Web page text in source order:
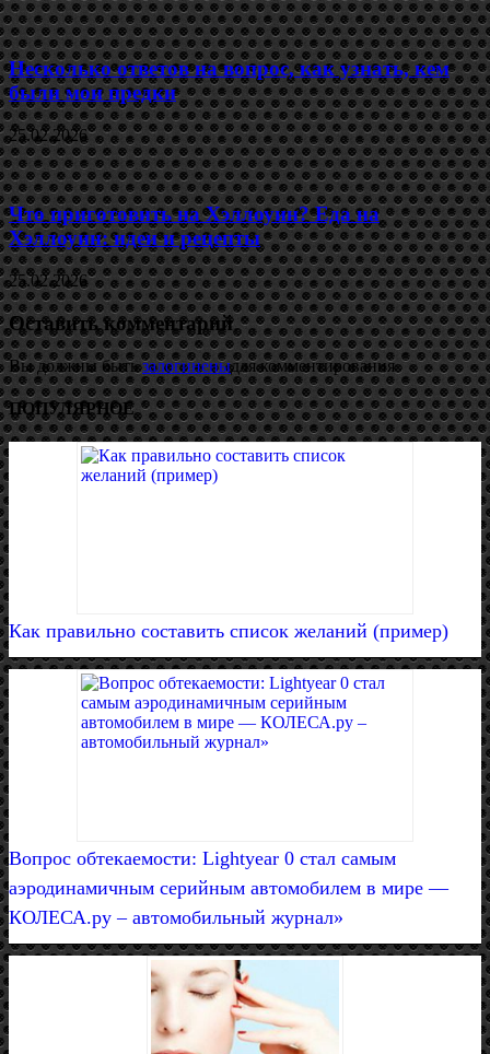
Несколько ответов на вопрос, как узнать, кем
были мои предки
25.02.2026
Что приготовить на Хэллоуин? Еда на
Хэллоуин: идеи и рецепты
25.02.2026
Оставить комментарий
Вы должны бытьзалогиненыдля комментирования
ПОПУЛЯРНОЕ
Как правильно составить список желаний (пример)
Вопрос обтекаемости: Lightyear 0 стал самым
аэродинамичным серийным автомобилем в мире —
КОЛЕСА.ру – автомобильный журнал»